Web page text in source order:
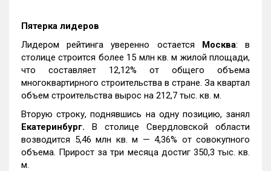
Пятерка лидеров
Лидером рейтинга уверенно остается Москва: в
столице строится более 15 млн кв. м жилой площади,
что составляет 12,12% от общего объема
многоквартирного строительства в стране. За квартал
объем строительства вырос на 212,7 тыс. кв. м.
Вторую строку, поднявшись на одну позицию, занял
Екатеринбург. В столице Свердловской области
возводится 5,46 млн кв. м — 4,36% от совокупного
объема. Прирост за три месяца достиг 350,3 тыс. кв.
м.